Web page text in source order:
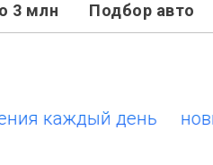
3 млн Подбор авто
день новый